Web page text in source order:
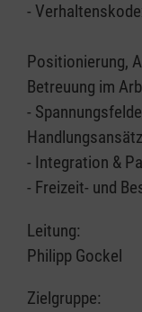
-
Positionierung,
Betreuung im
-
- Integration &
- Freizeit- und
Leitung:
Philipp Gockel
Zielgruppe: